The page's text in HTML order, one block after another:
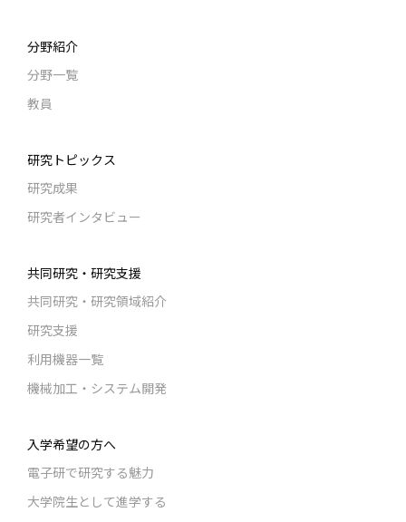
分野紹介
分野一覧
教員
研究トピックス
研究成果
研究者インタビュー
共同研究・研究支援
共同研究・研究領域紹介
研究支援
利用機器一覧
機械加工・システム開発
入学希望の方へ
電子研で研究する魅力
大学院生として進学する